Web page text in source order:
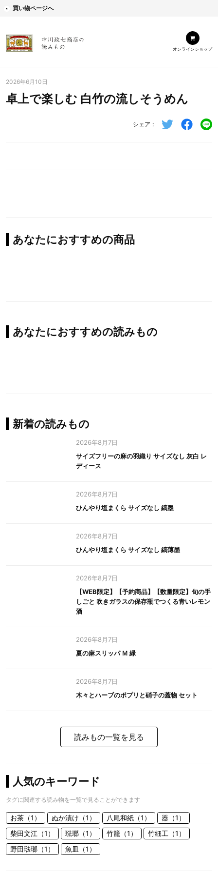
買い物ページへ
オンラインショップ
2026年6月10日
卓上で楽しむ 白竹の流しそうめん
シェア
あなたにおすすめの商品
あなたにおすすめの読みもの
新着の読みもの
2026年8月7日
サイズフリーの麻の羽織り サイズなし 灰白 レ
ディース
2026年8月7日
ひんやり塩まくら サイズなし 縞墨
2026年8月7日
ひんやり塩まくら サイズなし 縞薄墨
2026年8月7日
【WEB限定】【予約商品】【数量限定】旬の手
しごと 吹きガラスの保存瓶でつくる青いレモン
酒
2026年8月7日
夏の麻スリッパ Ｍ 緑
2026年8月7日
木々とハーブのポプリと硝子の蓋物 セット
読みもの一覧を見る
人気のキーワード
タグに関連する読み物を一覧で見ることができます
お茶（1） ぬか漬け（1） 八尾和紙（1）
器（1）
柴田文江（1）
琺瑯（1） 竹籠（1）
竹細工（1）
野田琺瑯（1）
魚皿（1）